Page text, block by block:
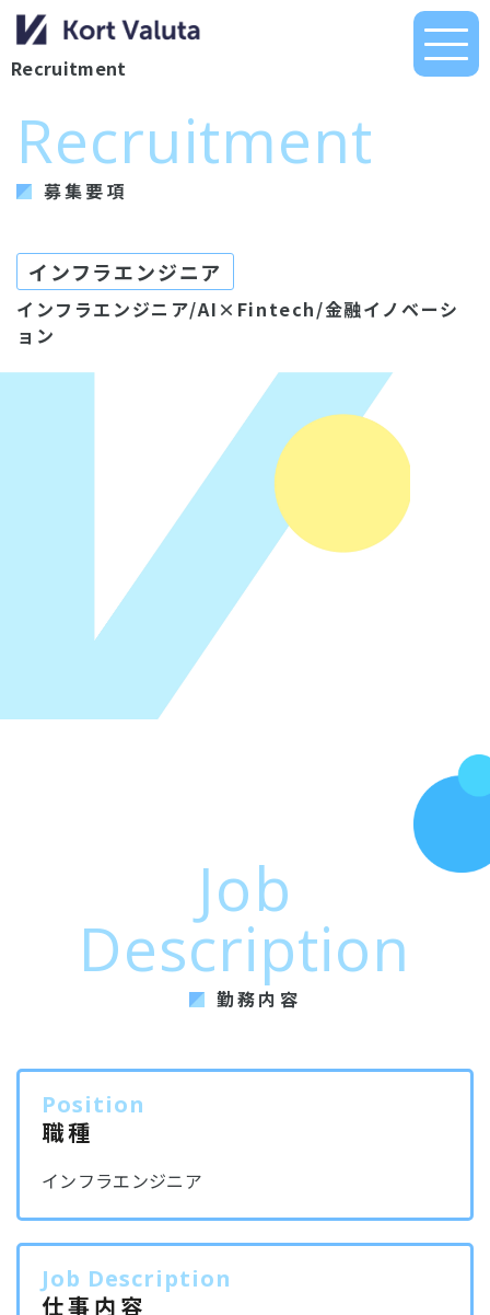
Recruitment
代表メッセージ
福利厚生と働く環境
よくあるご質問
募集職種
Recruitment
募集要項
インフラエンジニア
インフラエンジニア/AI×Fintech/金融イノベーシ
ョン
Job
Description
勤務内容
Position
職種
インフラエンジニア
Job Description
仕事内容